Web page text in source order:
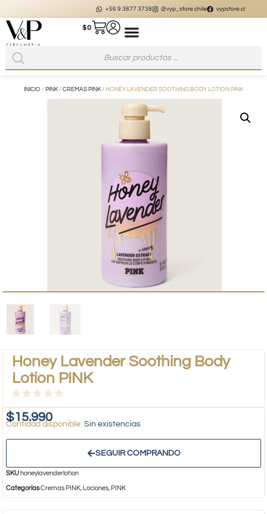
+56 9 3877 3738 @vyp_store.chile vypstore.cl
$0
INICIO / PINK/ CREMAS PINK/ HONEY LAVENDER SOOTHING BODY LOTION PINK
Honey Lavender Soothing Body
Lotion PINK
$15.990 Sin existencias
SEGUIR COMPRANDO
SKU honeylavenderlotion
CategoríasCremas PINK, Lociones, PINK